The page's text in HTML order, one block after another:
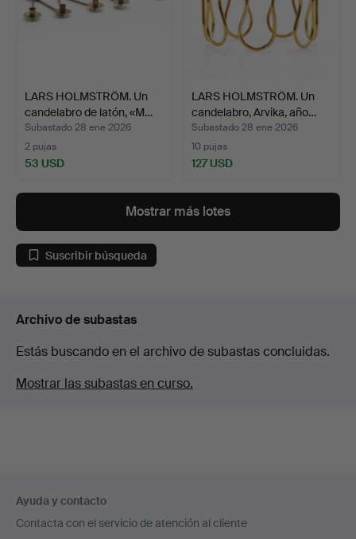
LARS HOLMSTRÖM. Un
candelabro de latón, «M…
Subastado 28 ene 2026
2 pujas
53 USD
LARS HOLMSTRÖM. Un
candelabro, Arvika, año…
Subastado 28 ene 2026
10 pujas
127 USD
Mostrar más lotes
Suscribir búsqueda
Archivo de subastas
Estás buscando en el archivo de subastas concluidas.
Mostrar las subastas en curso.
en
el
Ayuda y contacto
Contacta con el servicio de atención al cliente